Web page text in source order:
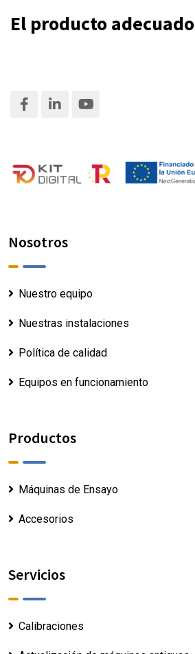
El producto adecuado
Nosotros
Nuestro equipo
Nuestras instalaciones
Política de calidad
Equipos en funcionamiento
Productos
Máquinas de Ensayo
Accesorios
Servicios
Calibraciones